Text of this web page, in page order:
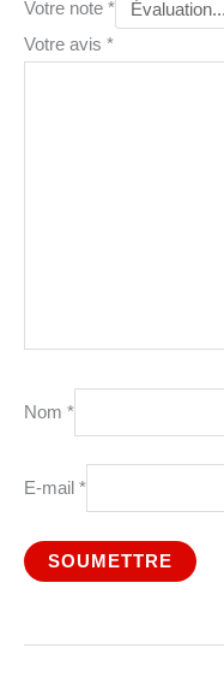
Votre note *
Votre avis *
Nom *
E-mail *